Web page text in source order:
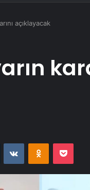
açıklayacak
VKontakteOdnoklassniki